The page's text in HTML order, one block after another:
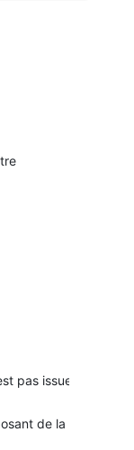
pas issue
de la